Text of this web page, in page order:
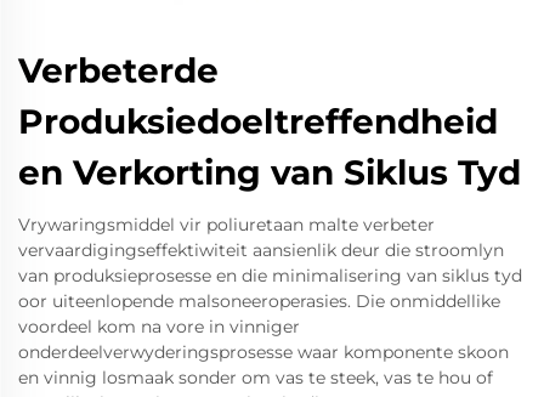
Verbeterde
Produksiedoeltreffendheid
en Verkorting van Siklus Tyd
Vrywaringsmiddel vir poliuretaan malte verbeter
vervaardigingseffektiwiteit aansienlik deur die stroomlyn
van produksieprosesse en die minimalisering van siklus tyd
oor uiteenlopende malsoneeroperasies. Die onmiddellike
voordeel kom na vore in vinniger
onderdeelverwyderingsprosesse waar komponente skoon
en vinnig losmaak sonder om vas te steek, vas te hou of